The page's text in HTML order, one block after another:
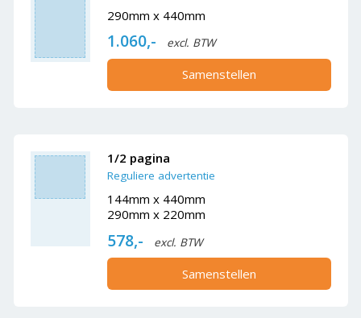
290mm x 440mm
1.060,- excl. BTW
Samenstellen
1/2 pagina
Reguliere advertentie
144mm x 440mm
290mm x 220mm
578,- excl. BTW
Samenstellen